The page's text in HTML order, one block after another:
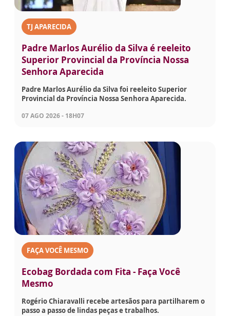
TJ APARECIDA
Padre Marlos Aurélio da Silva é reeleito
Superior Provincial da Província Nossa
Senhora Aparecida
Padre Marlos Aurélio da Silva foi reeleito Superior
Provincial da Província Nossa Senhora Aparecida.
07 AGO 2026 - 18H07
FAÇA VOCÊ MESMO
Ecobag Bordada com Fita - Faça Você
Mesmo
Rogério Chiaravalli recebe artesãos para partilharem o
passo a passo de lindas peças e trabalhos.